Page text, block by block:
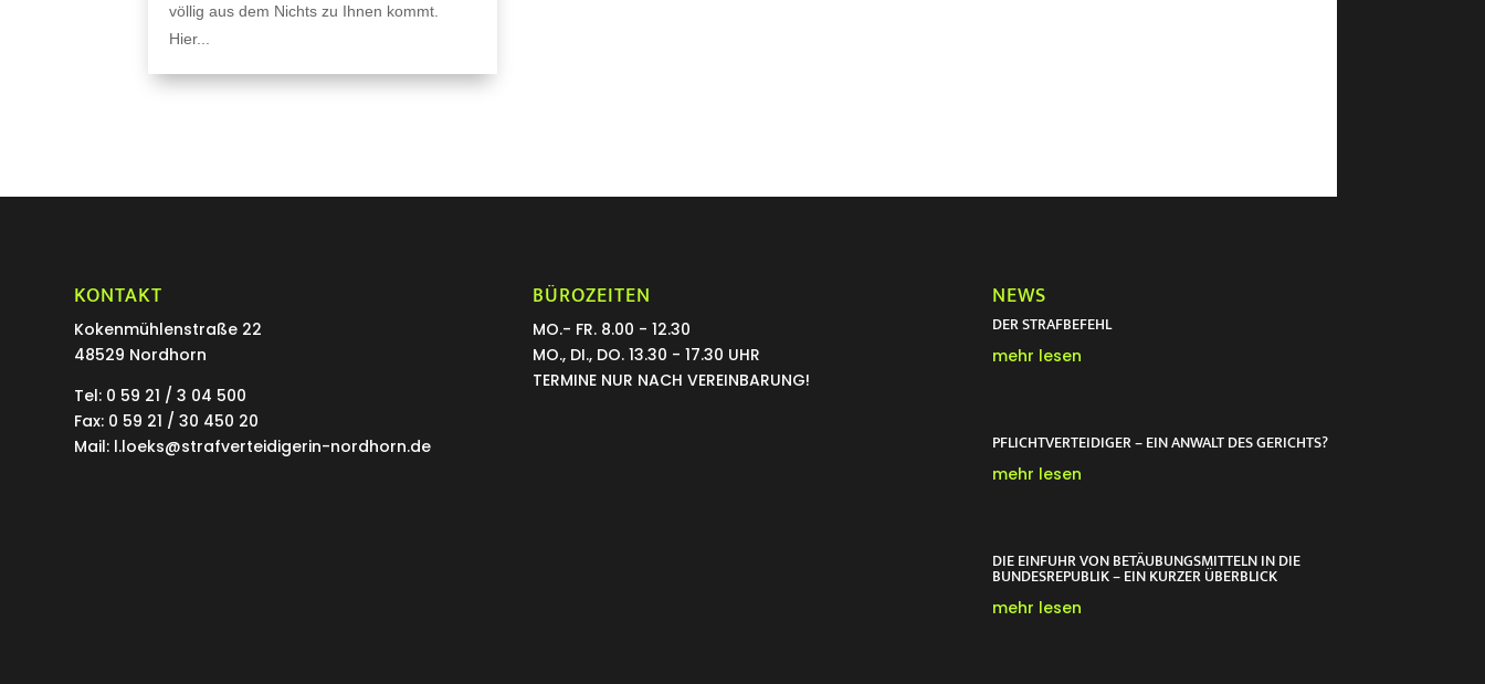
völlig aus dem Nichts zu Ihnen kommt.
Hier...
KONTAKT
Kokenmühlenstraße 22
48529 Nordhorn
Tel: 0 59 21 / 3 04 500
Fax: 0 59 21 / 30 450 20
Mail: l.loeks@strafverteidigerin-nordhorn.de
BÜROZEITEN
MO.- FR. 8.00 - 12.30
MO., DI., DO. 13.30 - 17.30 UHR
TERMINE NUR NACH VEREINBARUNG!
NEWS
DER STRAFBEFEHL
mehr lesen
PFLICHTVERTEIDIGER – EIN ANWALT DES GERICHTS?
mehr lesen
DIE EINFUHR VON BETÄUBUNGSMITTELN IN DIE
BUNDESREPUBLIK – EIN KURZER ÜBERBLICK
mehr lesen